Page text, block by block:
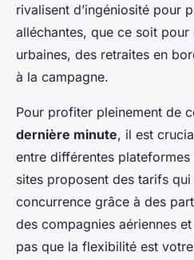
rivalisent d’ingéniosité pour
alléchantes, que ce soit pour
urbaines, des retraites en
à la campagne.
Pour profiter pleinement de
dernière minute, il est
entre différentes
sites proposent des tarifs
concurrence grâce à des
des compagnies aériennes
pas que la flexibilité est